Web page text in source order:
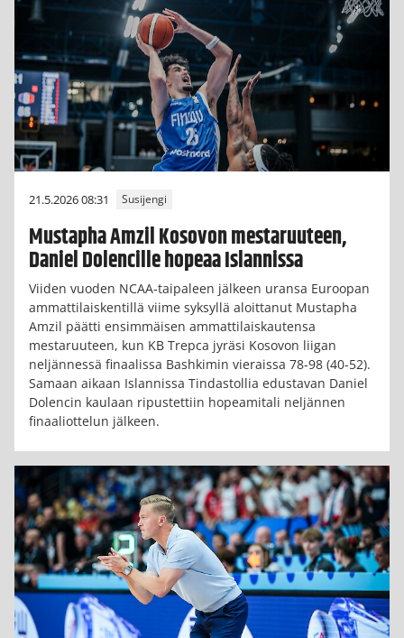
21.5.2026 08:31 Susijengi
Mustapha Amzil Kosovon mestaruuteen,
Daniel Dolencille hopeaa Islannissa
Viiden vuoden NCAA-taipaleen jälkeen uransa Euroopan
ammattilaiskentillä viime syksyllä aloittanut Mustapha
Amzil päätti ensimmäisen ammattilaiskautensa
mestaruuteen, kun KB Trepca jyräsi Kosovon liigan
neljännessä finaalissa Bashkimin vieraissa 78-98 (40-52).
Samaan aikaan Islannissa Tindastollia edustavan Daniel
Dolencin kaulaan ripustettiin hopeamitali neljännen
finaaliottelun jälkeen.